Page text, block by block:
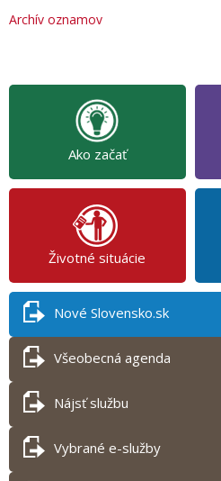
Archív oznamov
Ako začať
Životné situácie
Nové Slovensko.sk
Všeobecná agenda
Nájsť službu
Vybrané e-služby